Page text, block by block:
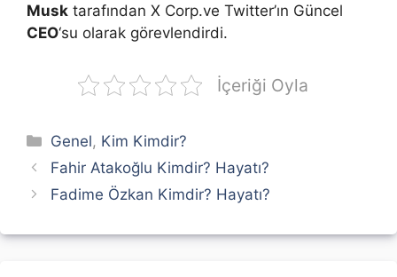
Musk tarafından X Corp.ve Twitter’ın Güncel
CEO‘su olarak görevlendirdi.
İçeriği Oyla
Kategoriler
Genel, Kim Kimdir?
Fahir Atakoğlu Kimdir? Hayatı?
Fadime Özkan Kimdir? Hayatı?